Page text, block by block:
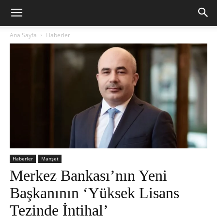
Ana Sayfa Haberler
Haberler Manşet
Merkez Bankası’nın Yeni
Başkanının ‘Yüksek Lisans
Tezinde İntihal’